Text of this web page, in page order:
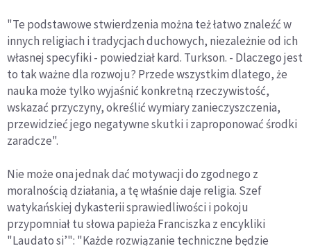
"Te podstawowe stwierdzenia można też łatwo znaleźć w
innych religiach i tradycjach duchowych, niezależnie od ich
własnej specyfiki - powiedział kard. Turkson. - Dlaczego jest
to tak ważne dla rozwoju? Przede wszystkim dlatego, że
nauka może tylko wyjaśnić konkretną rzeczywistość,
wskazać przyczyny, określić wymiary zanieczyszczenia,
przewidzieć jego negatywne skutki i zaproponować środki
zaradcze".
Nie może ona jednak dać motywacji do zgodnego z
moralnością działania, a tę właśnie daje religia. Szef
watykańskiej dykasterii sprawiedliwości i pokoju
przypomniał tu słowa papieża Franciszka z encykliki
"Laudato si’": "Każde rozwiązanie techniczne będzie